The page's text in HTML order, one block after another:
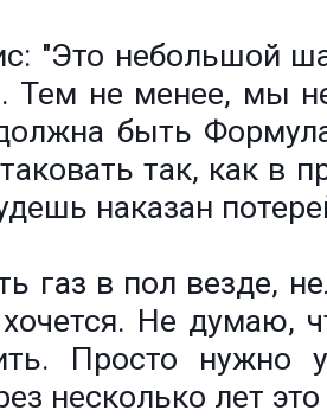
"Это небольшой
Тем не менее, мы
быть
так, как в
наказан
газ в пол везде,
хочется. Не думаю,
Просто нужно
несколько лет